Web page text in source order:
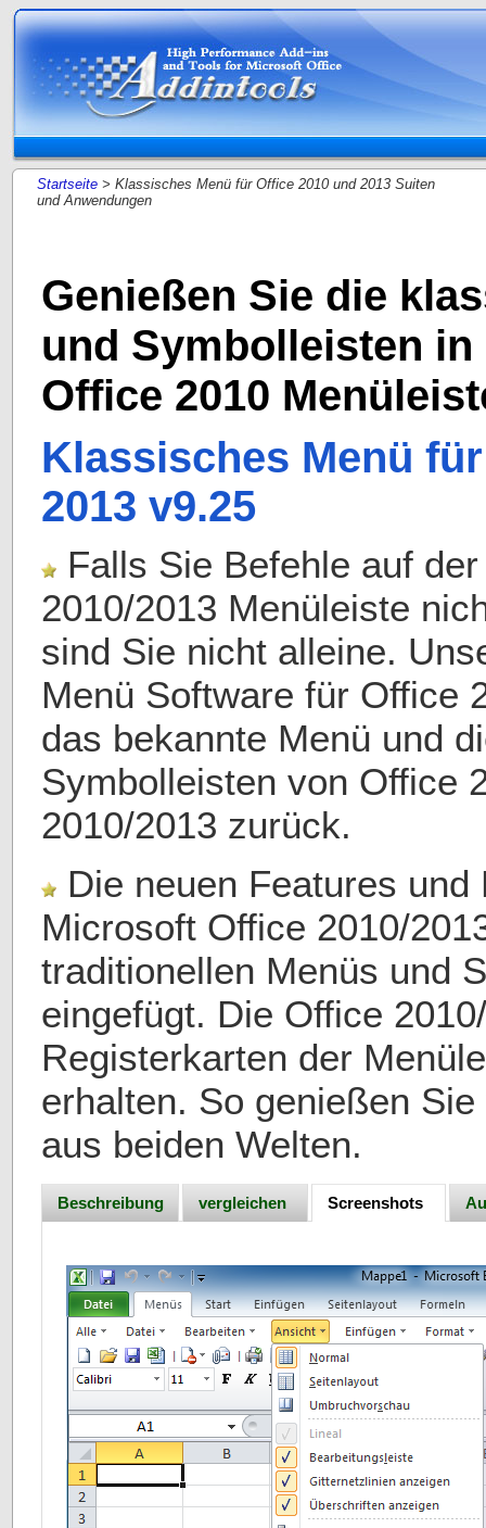
Startseite > Klassisches Menü für Office 2010 und 2013 Suiten
und Anwendungen
Genießen Sie die
und Symbolleisten
Office 2010
Klassisches Menü
2013 v9.25
Falls Sie Befehle auf
2010/2013 Menüleiste
sind Sie nicht alleine.
Menü Software für Office
das bekannte Menü und
Symbolleisten von Office
2010/2013 zurück.
Die neuen Features und
Microsoft Office 2010/
traditionellen Menüs und
eingefügt. Die Office
Registerkarten der
erhalten. So genießen
aus beiden Welten.
Beschreibung vergleichen Screenshots